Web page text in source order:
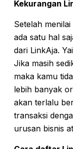
Kekurangan
Setelah
ada satu hal
dari LinkAja.
Jika masih
maka kamu
lebih banyak
akan terlalu
transaksi
urusan bisnis